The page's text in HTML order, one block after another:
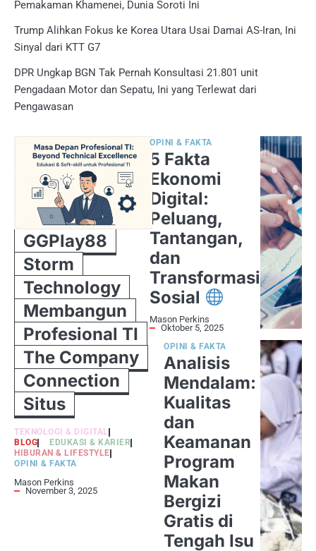
Pemakaman Khamenei, Dunia Soroti Ini
Trump Alihkan Fokus ke Korea Utara Usai Damai AS-Iran, Ini
Sinyal dari KTT G7
DPR Ungkap BGN Tak Pernah Konsultasi 21.801 unit
Pengadaan Motor dan Sepatu, Ini yang Terlewat dari
Pengawasan
GGPlay88
Storm
Technology
Membangun
Profesional TI
The Company
Connection
Situs
TEKNOLOGI & DIGITAL
BLOG
EDUKASI & KARIER
HIBURAN & LIFESTYLE
OPINI & FAKTA
Mason Perkins
November 3, 2025
5 Fakta
Ekonomi
Digital:
Peluang,
Tantangan,
dan
Transformasi
Sosial
OPINI & FAKTA
Mason Perkins
Oktober 5, 2025
Analisis
Mendalam:
Kualitas
dan
Keamanan
Program
Makan
Bergizi
Gratis di
Tengah Isu
OPINI & FAKTA